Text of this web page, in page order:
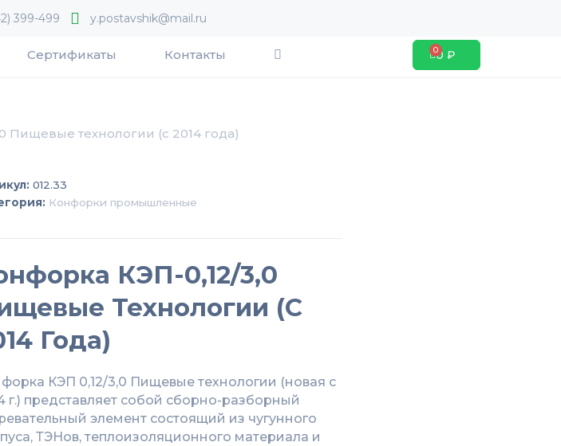
399-499 y.postavshik@mail.ru
Сертификаты Контакты Search 0 ₽
Cart
Пищевые технологии (с 2014 года)
012.33
Конфорки промышленные
КЭП-0,12/3,0
Технологии (с
Года)
КЭП 0,12/3,0 Пищевые технологии (новая с
г.) представляет собой сборно-разборный
элемент состоящий из чугунного
ТЭНов, теплоизоляционного материала и